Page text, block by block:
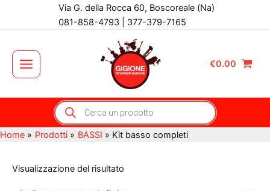
Via G. della Rocca 60, Boscoreale (Na)
081-858-4793 | 377-379-7165
Main
Menu
€0.00
Products
search
Home Prodotti BASSI Kit basso completi
Visualizzazione del risultato